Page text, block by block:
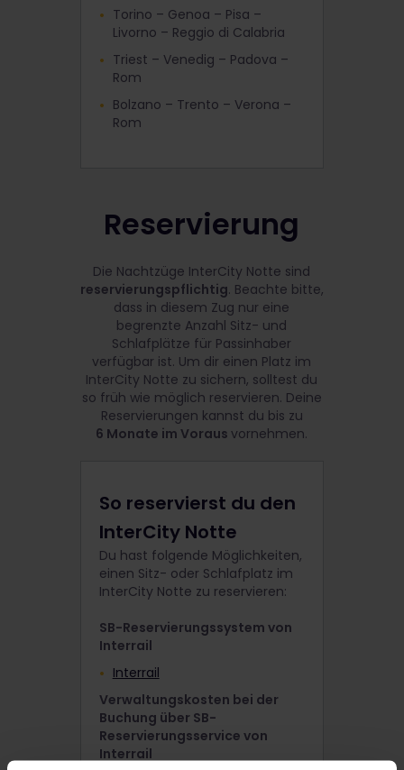
Torino – Genoa – Pisa –
Livorno – Reggio di Calabria
Triest – Venedig – Padova –
Rom
Bolzano – Trento – Verona –
Rom
Reservierung
Die Nachtzüge InterCity Notte sind
reservierungspflichtig. Beachte bitte,
dass in diesem Zug nur eine
begrenzte Anzahl Sitz- und
Schlafplätze für Passinhaber
verfügbar ist. Um dir einen Platz im
InterCity Notte zu sichern, solltest du
so früh wie möglich reservieren. Deine
Reservierungen kannst du bis zu
6 Monate im Vorausvornehmen.
So reservierst du den
InterCity Notte
Du hast folgende Möglichkeiten,
einen Sitz- oder Schlafplatz im
InterCity Notte zu reservieren:
SB-Reservierungssystem von
Interrail
Interrail
Verwaltungskosten bei der
Buchung über SB-
Reservierungsservice von
Interrail